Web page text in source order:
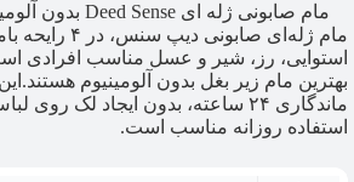
مام صابونی ژله ای Deed Sense بدون آلومینیوم و پارابن
مام ژله‌ای صابونی
استوایی، رز، شیر و عسل مناسب افرادی
بهترین مام زیر بغل بدون آلومینیوم
ماندگاری ۲۴ ساعته، بدون ایجاد لک روی
استفاده روزانه مناسب است.